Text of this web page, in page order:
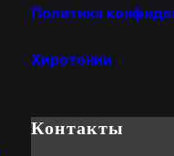
Политика
Хиротонии
Контакты